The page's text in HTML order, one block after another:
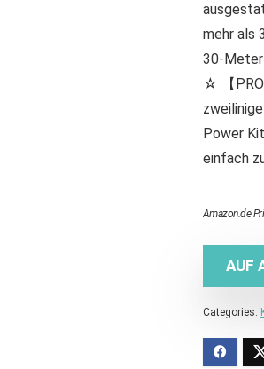
mehr als
30-
☆ 【
Power
einfach
Amazon.de
AUF
Categories: